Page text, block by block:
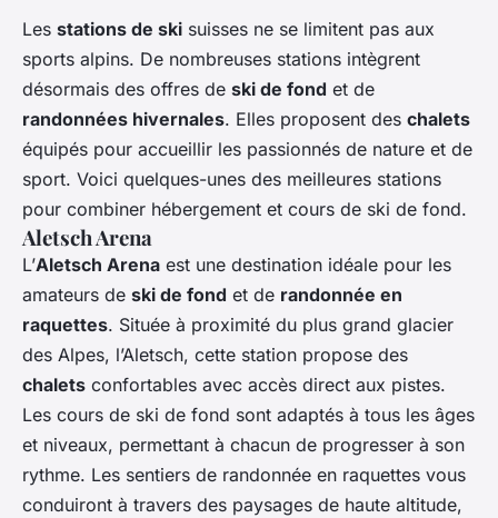
Les stations de ski suisses ne se limitent pas aux
sports alpins. De nombreuses stations intègrent
désormais des offres de ski de fond et de
randonnées hivernales. Elles proposent des chalets
équipés pour accueillir les passionnés de nature et de
sport. Voici quelques-unes des meilleures stations
pour combiner hébergement et cours de ski de fond.
Aletsch Arena
L’Aletsch Arena est une destination idéale pour les
amateurs de ski de fond et de randonnée en
raquettes. Située à proximité du plus grand glacier
des Alpes, l’Aletsch, cette station propose des
chalets confortables avec accès direct aux pistes.
Les cours de ski de fond sont adaptés à tous les âges
et niveaux, permettant à chacun de progresser à son
rythme. Les sentiers de randonnée en raquettes vous
conduiront à travers des paysages de haute altitude,